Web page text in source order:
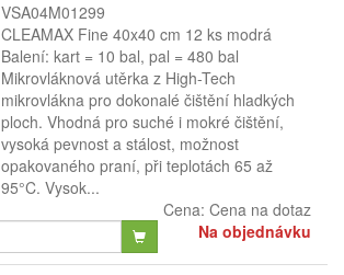
VSA04M01299
CLEAMAX Fine 40x40 cm 12 ks modrá
Balení: kart = 10 bal, pal = 480 bal
Mikrovláknová utěrka z High-Tech
mikrovlákna pro dokonalé čištění hladkých
ploch. Vhodná pro suché i mokré čištění,
vysoká pevnost a stálost, možnost
opakovaného praní, při teplotách 65 až
95°C. Vysok...
Cena: Cena na dotaz
Na objednávku